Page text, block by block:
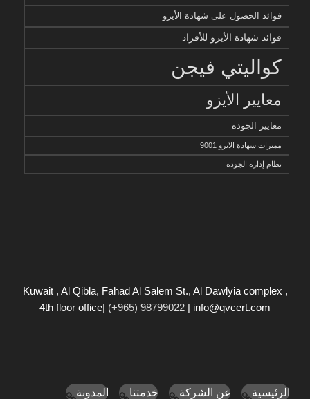
فوائد الحصول على شهادة الأيزو
فوائد شهادة الأيزو للأفراد
كواليتي فيجن
معايير الأيزو
معايير الجودة
مميزات شهادة الايزو 9001
نظام إدارة الجودة
Kuwait , Al Qibla, Fahad Al Salem St., Al Dawlyia complex ,
4th floor office| (+965) 98799022 | info@qvcert.com
الرئيسية عن الشركة خدمتنا المدونة